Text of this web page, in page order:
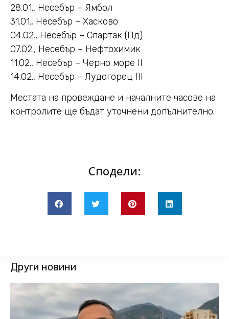
28.01., Несебър – Ямбол
31.01., Несебър – Хасково
04.02., Несебър – Спартак (Пд)
07.02., Несебър – Нефтохимик
11.02., Несебър – Черно море II
14.02., Несебър – Лудогорец III
Местата на провеждане и началните часове на
контролите ще бъдат уточнени допълнително.
Сподели:
Други новини